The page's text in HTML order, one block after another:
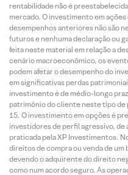
rentabilidade não é
mercado. O investimento em
desempenhos anteriores não são
futuros e nenhuma declaração ou
feita neste material em relação a
cenário macroeconômico, os
podem afetar o desempenho do
em significativas perdas
investimento é de médio-longo
patrimônio do cliente neste tipo de
O investimento em opções é
investidores de perfil agressivo,
praticada pela XP Investimentos.
direitos de compra ou venda de um
devendo o adquirente do direito
como num acordo seguro. As